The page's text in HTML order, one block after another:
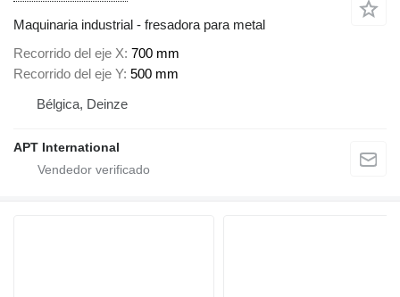
Maquinaria industrial - fresadora para metal
Recorrido del eje X 700 mm
Recorrido del eje Y 500 mm
Bélgica, Deinze
APT International